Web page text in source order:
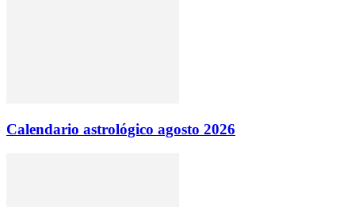
Calendario astrológico agosto 2026